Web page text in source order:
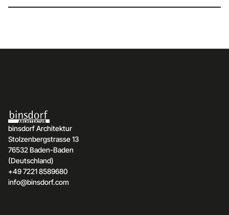
binsdorf Architektur
Stolzenbergstrasse 13
76532 Baden-Baden
(Deutschland)
+49 7221 8589680
info@binsdorf.com